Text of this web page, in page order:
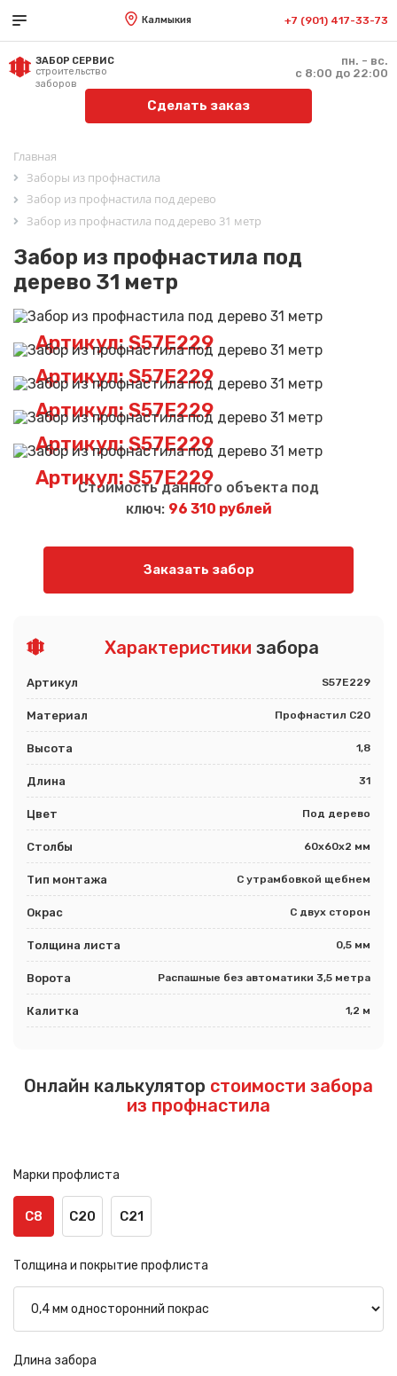
Калмыкия +7 (901) 417-33-73
ЗАБОР СЕРВИС
строительство
заборов
пн. - вс.
с 8:00 до 22:00
Сделать заказ
Главная
Заборы из профнастила
Забор из профнастила под дерево
Забор из профнастила под дерево 31 метр
Забор из профнастила под
дерево 31 метр
Артикул: S57E229
Артикул: S57E229
Артикул: S57E229
Артикул: S57E229
Артикул: S57E229
Стоимость данного объекта под
ключ: 96 310 рублей
Заказать забор
Характеристики забора
Артикул S57E229
Материал Профнастил С20
Высота 1,8
Длина 31
Цвет Под дерево
Столбы 60х60х2 мм
Тип монтажа С утрамбовкой щебнем
Окрас С двух сторон
Толщина листа 0,5 мм
Ворота Распашные без автоматики 3,5 метра
Калитка 1,2 м
Онлайн калькулятор стоимости забора
из профнастила
Марки профлиста
С8 С20 С21
Толщина и покрытие профлиста
Длина забора